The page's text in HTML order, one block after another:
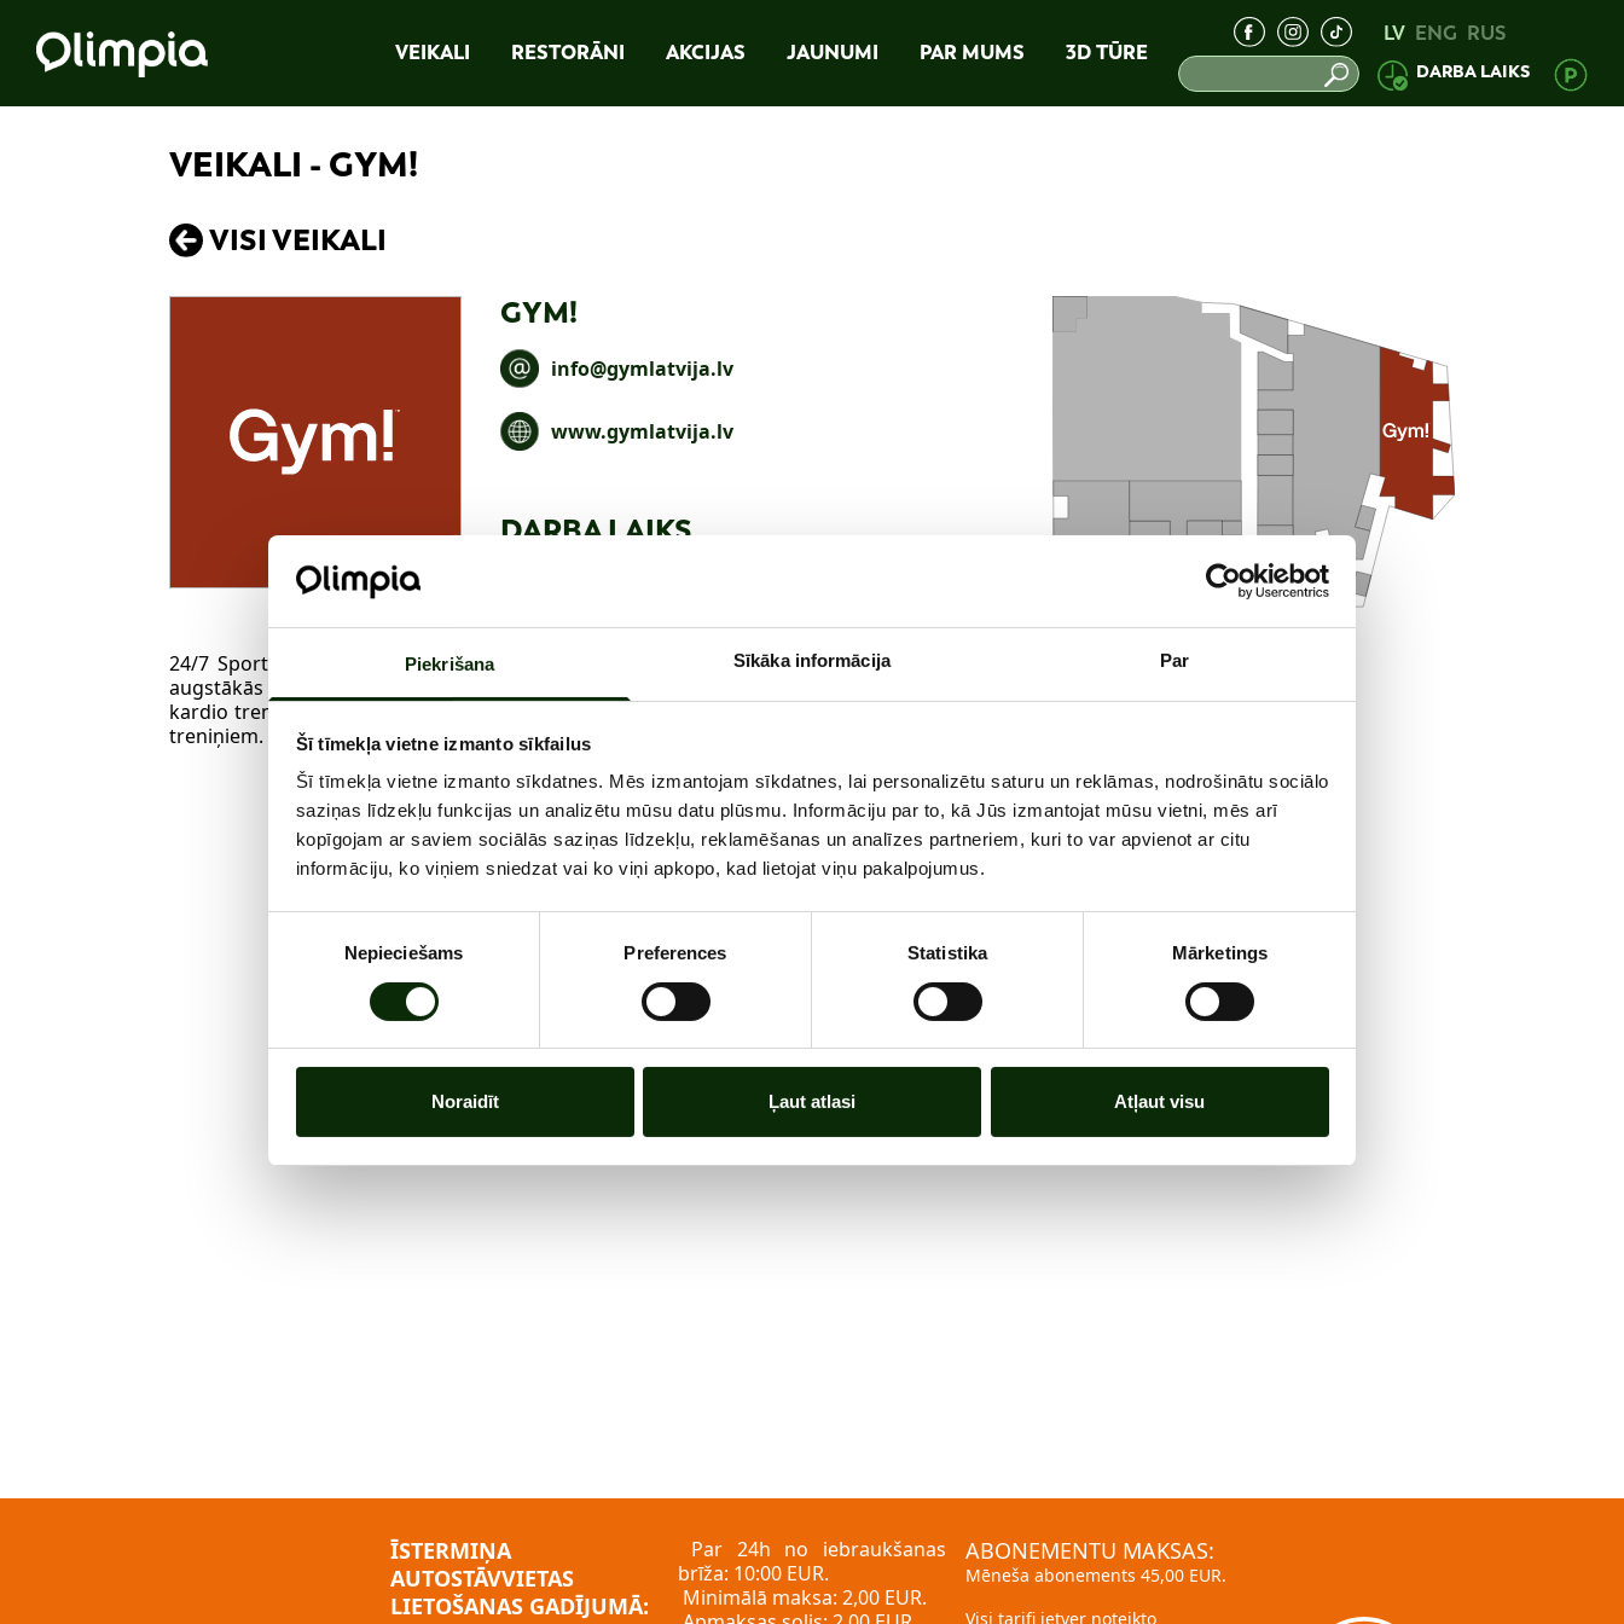
Piekrišana Sīkāka informācija Par
Šī tīmekļa vietne izmanto sīkfailus
Šī tīmekļa vietne izmanto sīkdatnes. Mēs izmantojam sīkdatnes, lai personalizētu saturu un reklāmas, nodrošinātu sociālo
saziņas līdzekļu funkcijas un analizētu mūsu datu plūsmu. Informāciju par to, kā Jūs izmantojat mūsu vietni, mēs arī
kopīgojam ar saviem sociālās saziņas līdzekļu, reklamēšanas un analīzes partneriem, kuri to var apvienot ar citu
informāciju, ko viņiem sniedzat vai ko viņi apkopo, kad lietojat viņu pakalpojumus.
Nepieciešams Preferences Statistika Mārketings
Noraidīt Ļaut atlasi Atļaut visu
VEIKALI RESTORĀNI AKCIJAS JAUNUMI PAR MUMS 3D TŪRE
LV ENG RUS
DARBA LAIKS
VEIKALI - GYM!
VISI VEIKALI
GYM!
info@gymlatvija.lv
www.gymlatvija.lv
DARBA LAIKS
24/7 Sporta klubs Gym! ar gandrīz 1100 m2 lielo platību piedāvā plašu un mūsdienīgu vidi ar jaunāko
augstākās klases Technogym sporta aprīkojumu. Klubs ir iedalīts atsevišķos sektoros, atvēlot plašu vietu
kardio treniņiem, atsevišķu zonu spēka treniņiem ar daudzveidīgu inventāru un arī vietu funkcionālajiem
treniņiem.
ĪSTERMIŅA
AUTOSTĀVVIETAS
LIETOŠANAS GADĪJUMĀ:
Par 24h no iebraukšanas
brīža: 10:00 EUR.
Minimālā maksa: 2,00 EUR.
ABONEMENTU MAKSAS:
Mēneša abonements 45,00 EUR.
Visi tarifi ietver noteikto